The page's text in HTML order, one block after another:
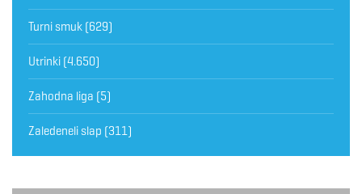
Turni smuk (629)
Utrinki (4.650)
Zahodna liga (5)
Zaledeneli slap (311)